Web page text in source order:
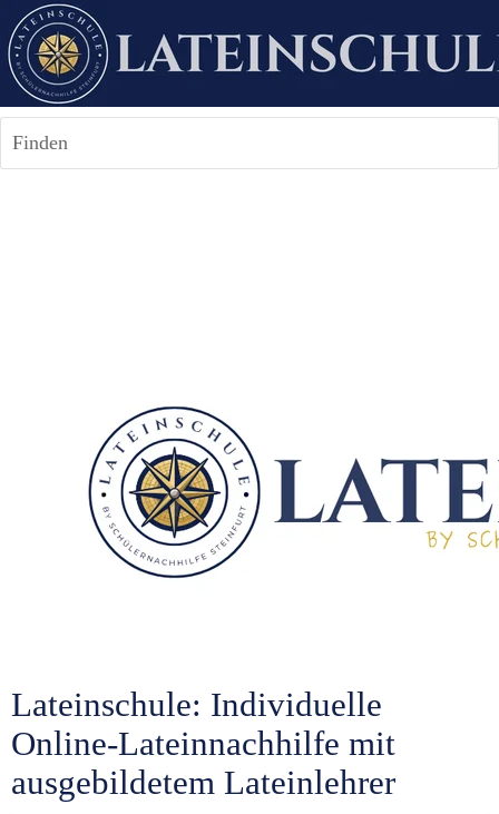
Finden
Lateinschule: Individuelle
Online-Lateinnachhilfe mit
ausgebildetem Lateinlehrer